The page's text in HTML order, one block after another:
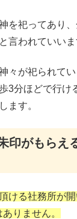
を祀ってあり
言われていいま
々が祀られて
3分ほどで行け
ます。
印がもらえ
ける社務所が開
りません。